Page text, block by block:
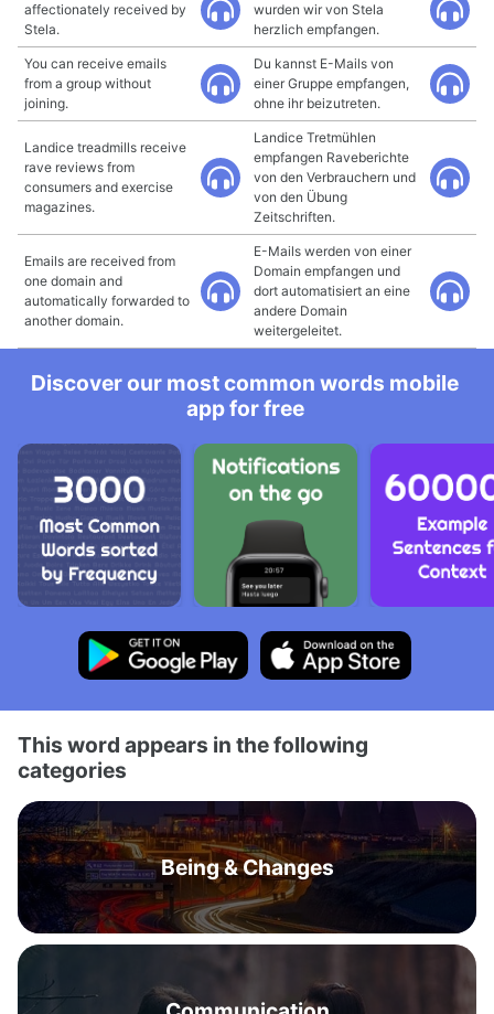
affectionately received by
Stela.
wurden wir von Stela
herzlich empfangen.
You can receive emails
from a group without
joining.
Du kannst E-Mails von
einer Gruppe empfangen,
ohne ihr beizutreten.
Landice treadmills receive
rave reviews from
consumers and exercise
magazines.
Landice Tretmühlen
empfangen Raveberichte
von den Verbrauchern und
von den Übung
Zeitschriften.
Emails are received from
one domain and
automatically forwarded to
another domain.
E-Mails werden von einer
Domain empfangen und
dort automatisiert an eine
andere Domain
weitergeleitet.
Discover our most common words mobile
app for free
This word appears in the following
categories
Being & Changes